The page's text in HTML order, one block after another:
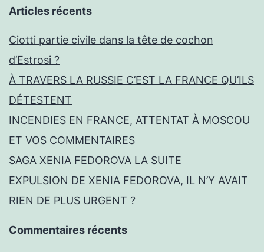
Articles récents
Ciotti partie civile dans la tête de cochon
d’Estrosi ?
À TRAVERS LA RUSSIE C’EST LA FRANCE QU’ILS
DÉTESTENT
INCENDIES EN FRANCE, ATTENTAT À MOSCOU
ET VOS COMMENTAIRES
SAGA XENIA FEDOROVA LA SUITE
EXPULSION DE XENIA FEDOROVA, IL N’Y AVAIT
RIEN DE PLUS URGENT ?
Commentaires récents